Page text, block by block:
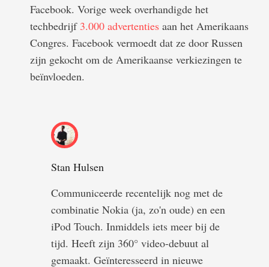
Facebook. Vorige week overhandigde het
techbedrijf 3.000 advertenties aan het Amerikaans
Congres. Facebook vermoedt dat ze door Russen
zijn gekocht om de Amerikaanse verkiezingen te
beïnvloeden.
Stan Hulsen
Communiceerde recentelijk nog met de
combinatie Nokia (ja, zo'n oude) en een
iPod Touch. Inmiddels iets meer bij de
tijd. Heeft zijn 360° video-debuut al
gemaakt. Geïnteresseerd in nieuwe